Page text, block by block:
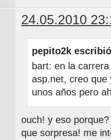
24.05.2010
pepito2k
bart: en la
asp.net, creo que
unos años pero
ouch! y eso
que sorpresa! me